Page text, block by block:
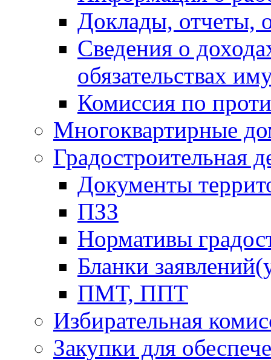
Доклады, отчеты,
Сведения о
обязательствах
Комиссия по
Многоквартирные
Градостроительная
Документы
ПЗЗ
Нормативы
Бланки
ПМТ, ППТ
Избирательная
Закупки для